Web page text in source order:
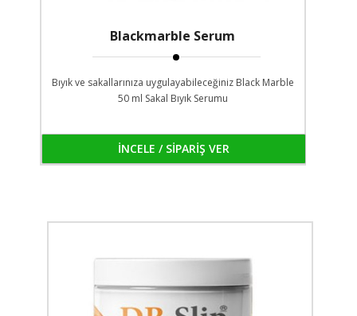
Blackmarble Serum
Bıyık ve sakallarınıza uygulayabileceğiniz Black Marble
50 ml Sakal Bıyık Serumu
İNCELE / SİPARİŞ VER